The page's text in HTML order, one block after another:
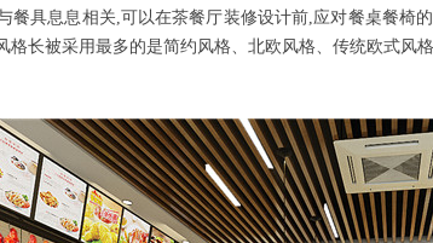
具息息相关,可以在茶餐厅装修设计前,应对餐桌餐椅
格长被采用最多的是简约风格、北欧风格、传统欧式风格